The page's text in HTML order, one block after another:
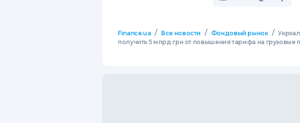
Finance.ua / Все новости / Фондовый рынок /
получить 5 млрд грн от повышения тарифа на грузовые